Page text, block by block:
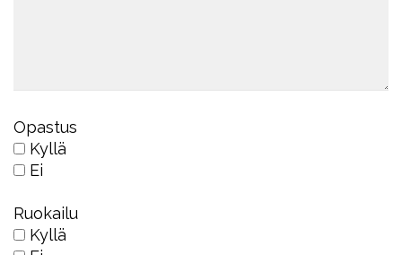
Opastus
Kyllä
Ei
Ruokailu
Kyllä